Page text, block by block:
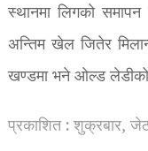
स्थानमा लिगको
अन्तिम खेल जितेर
खण्डमा भने ओल्ड लेडीको
प्रकाशित : शुक्रबार,